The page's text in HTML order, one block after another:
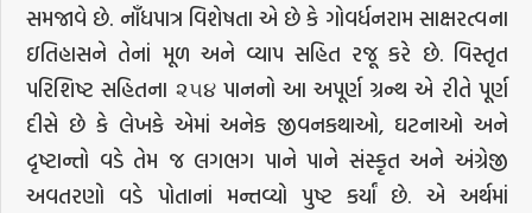
સમજાવે છે. નૉંધપાત્ર વિશેષતા એ છે કે ગોવર્ધનરામ સાક્ષરત્વના
ઇતિહાસને તેનાં મૂળ અને વ્યાપ સહિત રજૂ કરે છે. વિસ્તૃત
પરિશિષ્ટ સહિતના ૨૫૪ પાનનો આ અપૂર્ણ ગ્રન્થ એ રીતે પૂર્ણ
દીસે છે કે લેખકે એમાં અનેક જીવનકથાઓ, ઘટનાઓ અને
દૃષ્ટાન્તો વડે તેમ જ લગભગ પાને પાને સંસ્કૃત અને અંગ્રેજી
અવતરણો વડે પોતાનાં મન્તવ્યો પુષ્ટ કર્યાં છે. એ અર્થમાં